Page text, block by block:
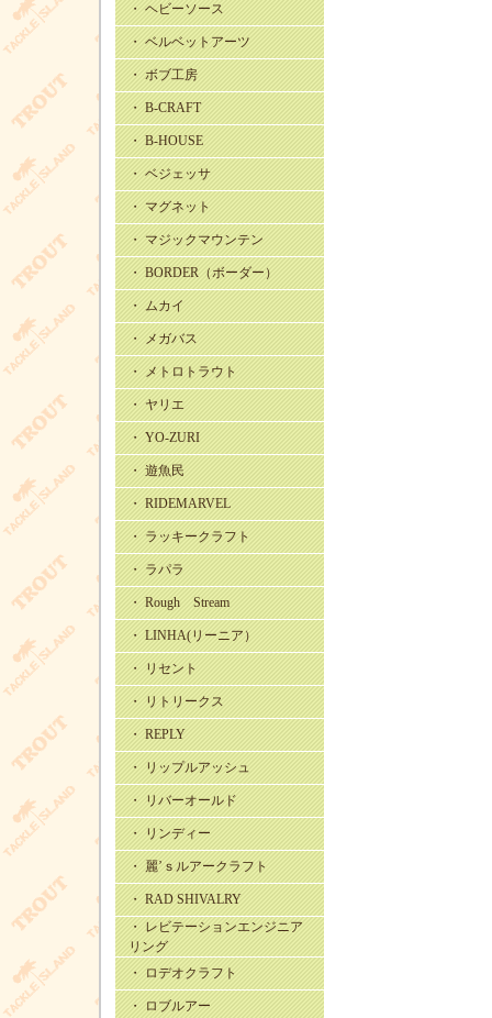
・ ヘビーソース
・ ベルベットアーツ
・ ボブ工房
・ B-CRAFT
・ B-HOUSE
・ ベジェッサ
・ マグネット
・ マジックマウンテン
・ BORDER（ボーダー）
・ ムカイ
・ メガバス
・ メトロトラウト
・ ヤリエ
・ YO-ZURI
・ 遊魚民
・ RIDEMARVEL
・ ラッキークラフト
・ ラパラ
・ Rough Stream
・ LINHA(リーニア）
・ リセント
・ リトリークス
・ REPLY
・ リップルアッシュ
・ リバーオールド
・ リンディー
・ 麗’ｓルアークラフト
・ RAD SHIVALRY
・ レビテーションエンジニア
リング
・ ロデオクラフト
・ ロブルアー